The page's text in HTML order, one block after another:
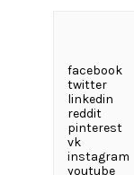
facebook
twitter
linkedin
reddit
pinterest
vk
instagram
youtube